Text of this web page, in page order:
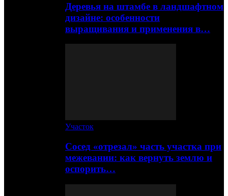
Деревья на штамбе в ландшафтном
дизайне: особенности
выращивания и применения в…
Участок
Сосед «отрезал» часть участка при
межевании: как вернуть землю и
оспорить…